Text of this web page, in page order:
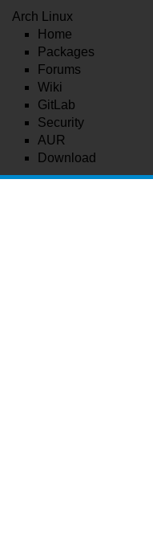
Arch Linux
Home
Packages
Forums
Wiki
GitLab
Security
AUR
Download